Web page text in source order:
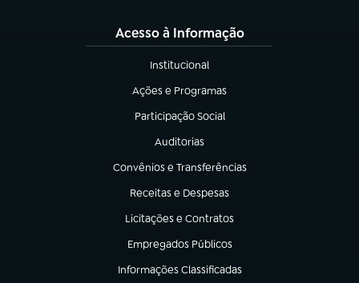
Acesso à Informação
Institucional
(abre em nova aba)
Ações e Programas
(abre em nova aba)
Participação Social
(abre em nova aba)
Auditorias
(abre em nova aba)
Convênios e Transferências
(abre em nova aba)
Receitas e Despesas
(abre em nova aba)
Licitações e Contratos
(abre em nova aba)
Empregados Públicos
(abre em nova aba)
Informações Classificadas
(abre em nova aba)